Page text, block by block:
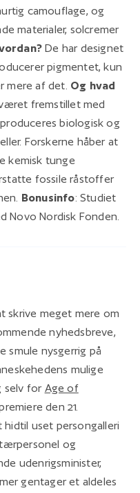
camouflage, og
materialer, solcremer
De har designet
pigmentet, kun
mere af det. Og hvad
fremstillet med
biologisk og
Forskerne håber at
kemisk tunge
fossile råstoffer
Bonusinfo: Studiet
Novo Nordisk Fonden.
skrive meget mere om
nyhedsbreve,
smule nysgerrig på
mulige
selv for Age of
den 21.
hidtil uset persongalleri
og
udenrigsminister,
gentager et aldeles